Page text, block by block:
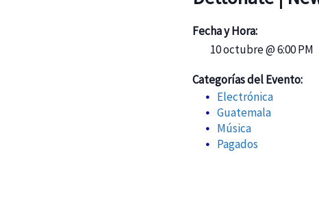
Fecha y Hora:
10 octubre @ 6:00 PM
Categorías del Evento:
Electrónica
Guatemala
Música
Pagados